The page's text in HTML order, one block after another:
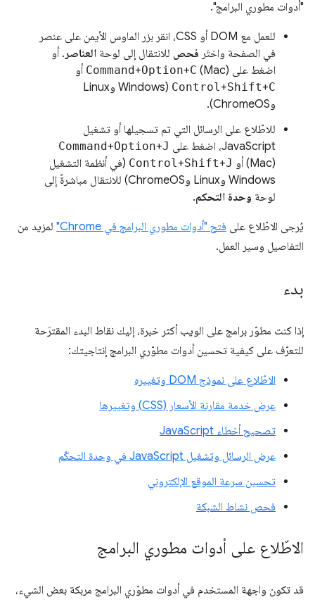
"أدوات مطوري البرامج".
للعمل مع DOM أو CSS، انقر بزر الماوس الأيمن على عنصر
في الصفحة واختَر فحص للانتقال إلى لوحة العناصر . أو
اضغط على
Command+Option+C (Mac) أو
Control+Shift+C
(Windows وLinux
وChromeOS).
للاطّلاع على الرسائل التي تم تسجيلها أو تشغيل
JavaScript، اضغط على
Command+Option+J
(Mac) أو Control+Shift+J
(في أنظمة التشغيل
Windows وLinux وChromeOS) للانتقال مباشرةً إلى
لوحة وحدة التحكم.
يُرجى الاطّلاع على فتح "أدوات مطوري البرامج في Chrome"
لمزيد من
التفاصيل وسير العمل.
بدء
إذا كنت مطوّر برامج على الويب أكثر خبرة، إليك نقاط البدء المقترَحة
للتعرّف على كيفية تحسين أدوات مطوّري البرامج إنتاجيتك:
الاطّلاع على نموذج DOM وتغييره
عرض خدمة مقارنة الأسعار (CSS) وتغييرها
تصحيح أخطاء JavaScript
عرض الرسائل وتشغيل JavaScript في وحدة التحكّم
تحسين سرعة الموقع الإلكتروني
فحص نشاط الشبكة
الاطّلاع على أدوات مطوري البرامج
قد تكون واجهة المستخدم في أدوات مطوّري البرامج مربكة بعض الشيء،